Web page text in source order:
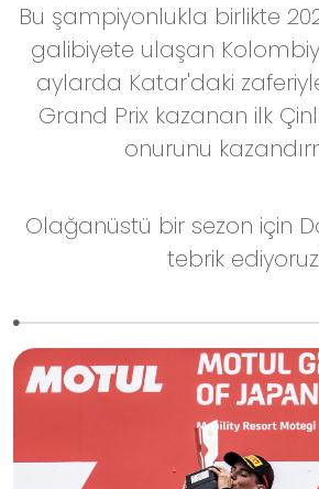
Bu şampiyonlukla birlikte
galibiyete ulaşan
aylarda Katar'daki
Grand Prix kazanan ilk
onurunu
Olağanüstü bir sezon için
tebrik